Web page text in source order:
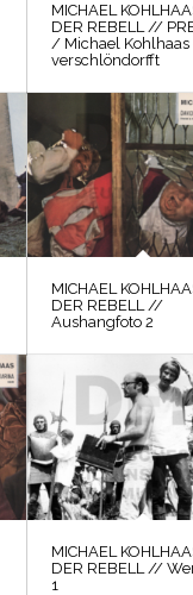
MICHAEL
DER REBELL //
/ Michael Kohlhaas
verschlöndorfft
MICHAEL
DER REBELL //
Aushangfoto 2
MICHAEL
DER REBELL //
1